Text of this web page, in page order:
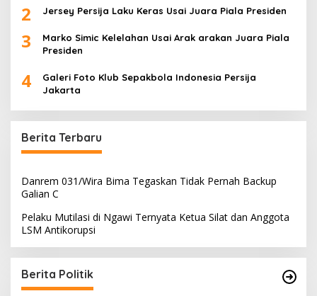
2 Jersey Persija Laku Keras Usai Juara Piala Presiden
3
Marko Simic Kelelahan Usai Arak arakan Juara Piala
Presiden
4
Galeri Foto Klub Sepakbola Indonesia Persija
Jakarta
Berita Terbaru
Danrem 031/Wira Bima Tegaskan Tidak Pernah Backup
Galian C
Pelaku Mutilasi di Ngawi Ternyata Ketua Silat dan Anggota
LSM Antikorupsi
Berita Politik